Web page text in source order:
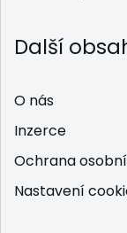
Další
O nás
Inzerce
Ochrana
Nastavení